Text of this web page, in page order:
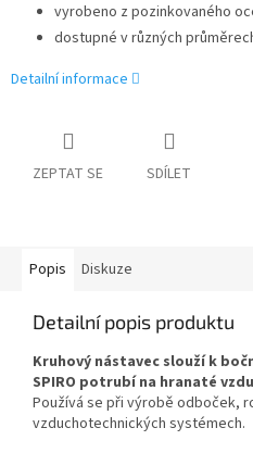
vyrobeno z pozinkovaného
dostupné v různých
Detailní informace
ZEPTAT SE SDÍLET
Popis Diskuze
Detailní popis produktu
Kruhový nástavec slouží k
SPIRO potrubí na hranaté
Používá se při výrobě odboček,
vzduchotechnických systémech.